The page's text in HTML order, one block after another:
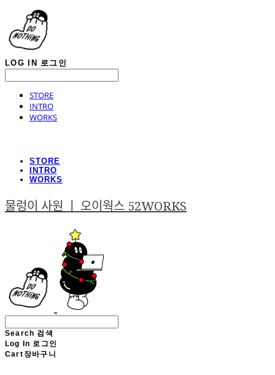
LOG IN 로그인
STORE
INTRO
WORKS
STORE
INTRO
WORKS
물렁이 사원 ㅣ 오이웍스 52WORKS
Search 검색
Log In 로그인
Cart 장바구니